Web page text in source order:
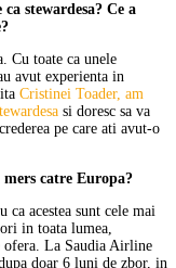
stewardesa? Ce a
Cu toate ca unele
avut experienta in
Cristinei Toader, am
si doresc sa va
pe care ati avut-o
catre Europa?
acestea sunt cele mai
in toata lumea,
ofera. La Saudia Airline
doar 6 luni de zbor, in